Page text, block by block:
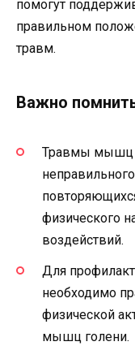
помогут
правильном
травм.
Важно
Травмы мышц
физического
воздействий.
Для
необходимо
физической
мышц голени.